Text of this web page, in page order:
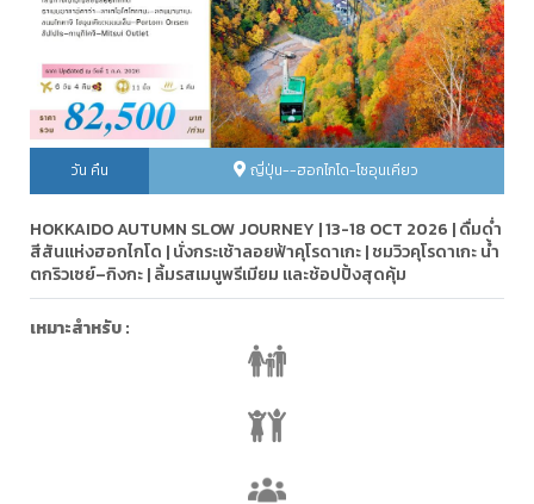
วัน คืน ญี่ปุ่น--ฮอกไกโด-โซอุนเคียว
HOKKAIDO AUTUMN SLOW JOURNEY | 13-18 OCT 2026 | ดื่มด่ำ
สีสันแห่งฮอกไกโด | นั่งกระเช้าลอยฟ้าคุโรดาเกะ | ชมวิวคุโรดาเกะ น้ำ
ตกริวเซย์–กิงกะ | ลิ้มรสเมนูพรีเมียม และช้อปปิ้งสุดคุ้ม
เหมาะสำหรับ :